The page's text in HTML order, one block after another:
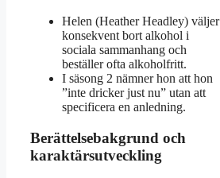
Helen (Heather Headley) väljer
konsekvent bort alkohol i
sociala sammanhang och
beställer ofta alkoholfritt.
I säsong 2 nämner hon att hon
”inte dricker just nu” utan att
specificera en anledning.
Berättelsebakgrund och
karaktärsutveckling